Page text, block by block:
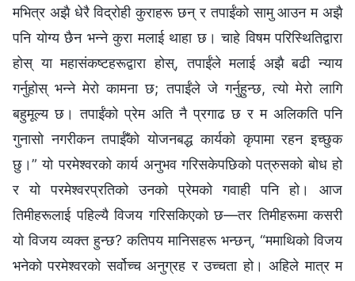
मभित्र अझै धेरै विद्रोही कुराहरू छन् र तपाईंको सामु आउन म अझै
पनि योग्य छैन भन्‍ने कुरा मलाई थाहा छ। चाहे विषम परिस्थितिद्वारा
होस् या महासंकष्टहरूद्वारा होस्, तपाईंले मलाई अझै बढी न्याय
गर्नुहोस् भन्‍ने मेरो कामना छ; तपाईंले जे गर्नुहुन्छ, त्यो मेरो लागि
बहुमूल्य छ। तपाईंको प्रेम अति नै प्रगाढ छ र म अलिकति पनि
गुनासो नगरीकन तपाईँको योजनबद्ध कार्यको कृपामा रहन इच्छुक
छु।” यो परमेश्‍वरको कार्य अनुभव गरिसकेपछिको पत्रुसको बोध हो
र यो परमेश्‍वरप्रतिको उनको प्रेमको गवाही पनि हो। आज
तिमीहरूलाई पहिल्यै विजय गरिसकिएको छ—तर तिमीहरूमा कसरी
यो विजय व्यक्त हुन्छ? कतिपय मानिसहरू भन्छन्, “ममाथिको विजय
भनेको परमेश्‍वरको सर्वोच्‍च अनुग्रह र उच्‍चता हो। अहिले मात्र म